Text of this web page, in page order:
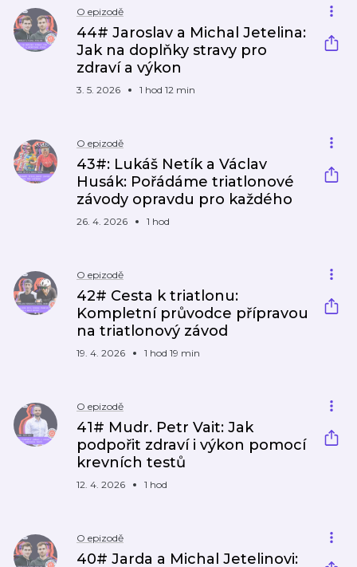
O epizodě
44# Jaroslav a Michal Jetelina:
Jak na doplňky stravy pro
zdraví a výkon
3. 5. 2026 1 hod 12 min
O epizodě
43#: Lukáš Netík a Václav
Husák: Pořádáme triatlonové
závody opravdu pro každého
26. 4. 2026 1 hod
O epizodě
42# Cesta k triatlonu:
Kompletní průvodce přípravou
na triatlonový závod
19. 4. 2026 1 hod 19 min
O epizodě
41# Mudr. Petr Vait: Jak
podpořit zdraví i výkon pomocí
krevních testů
12. 4. 2026 1 hod
O epizodě
40# Jarda a Michal Jetelinovi: